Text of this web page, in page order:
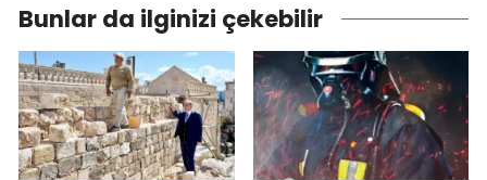
Bunlar da ilginizi çekebilir